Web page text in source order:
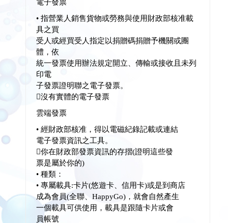
電子發票
• 指營業人銷售貨物或勞務與使用財政部核准載
具之買
受人或經買受人指定以捐贈碼捐贈予機關或團
體，依
統一發票使用辦法規定開立、傳輸或接收且未列
印電
子發票證明聯之電子發票。
沒有實體的電子發票
雲端發票
• 經財政部核准，得以電磁紀錄記載或連結
電子發票資訊之工具。
你在財政部發票資訊的存摺(證明這些發
票是屬於你的)
• 種類：
• 專屬載具:卡片(悠遊卡、信用卡)或是到商店
成為會員(全聯、HappyGo)，就會自然產生
一個載具可供使用，載具是跟隨卡片或會
員帳號